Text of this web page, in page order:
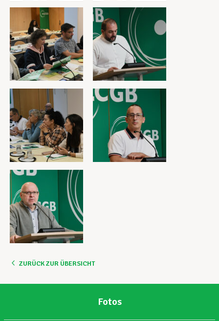
ZURÜCK ZUR ÜBERSICHT
Fotos